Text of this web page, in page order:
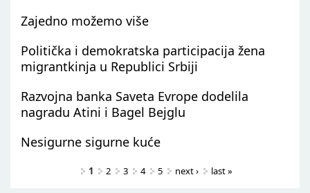
Zajedno možemo više
Politička i demokratska participacija žena
migrantkinja u Republici Srbiji
Razvojna banka Saveta Evrope dodelila
nagradu Atini i Bagel Bejglu
Nesigurne sigurne kuće
1 2 3 4 5 next › last »